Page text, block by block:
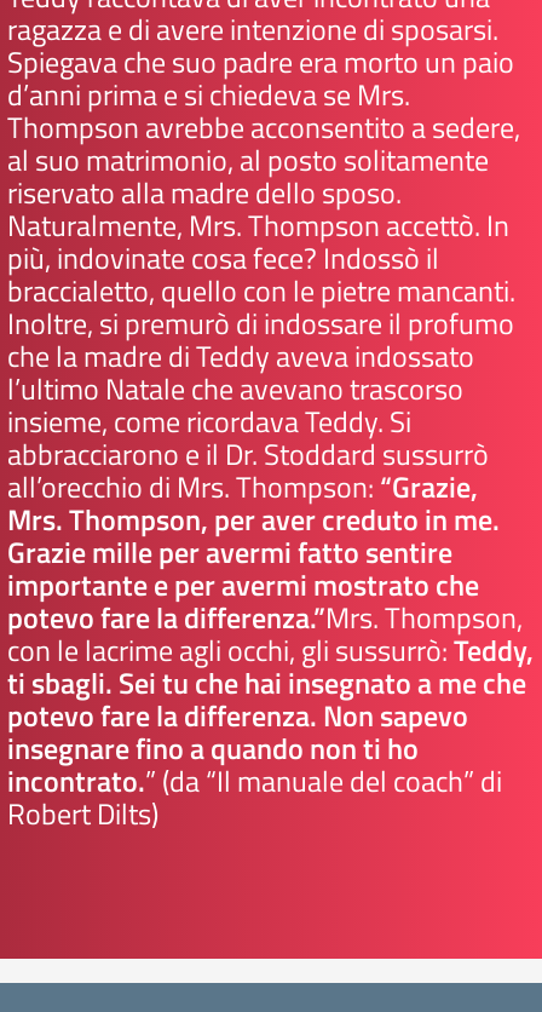
ragazza e di avere intenzione di sposarsi.
Spiegava che suo padre era morto un paio
d’anni prima e si chiedeva se Mrs.
Thompson avrebbe acconsentito a sedere,
al suo matrimonio, al posto solitamente
riservato alla madre dello sposo.
Naturalmente, Mrs. Thompson accettò. In
più, indovinate cosa fece? Indossò il
braccialetto, quello con le pietre mancanti.
Inoltre, si premurò di indossare il profumo
che la madre di Teddy aveva indossato
l’ultimo Natale che avevano trascorso
insieme, come ricordava Teddy. Si
abbracciarono e il Dr. Stoddard sussurrò
all’orecchio di Mrs. Thompson:“Grazie,
Mrs. Thompson, per aver creduto in me.
Grazie mille per avermi fatto sentire
importante e per avermi mostrato che
potevo fare la differenza.”Mrs. Thompson,
con le lacrime agli occhi, gli sussurrò:Teddy,
ti sbagli. Sei tu che hai insegnato a me che
potevo fare la differenza. Non sapevo
insegnare fino a quando non ti ho
incontrato.” (da “Il manuale del coach” di
Robert Dilts)